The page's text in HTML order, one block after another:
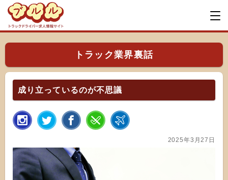
トラック業界裏話
成り立っているのが不思議
2025年3月27日